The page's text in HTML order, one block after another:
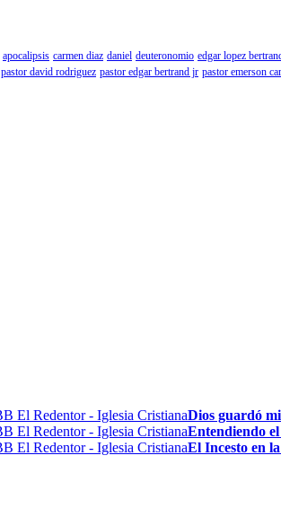
apocalipsis carmen diaz daniel deuteronomio edgar lopez
pastor david rodriguez pastor edgar bertrand jr pastor emerson
Dios guardó
Entendiendo
El Incesto en